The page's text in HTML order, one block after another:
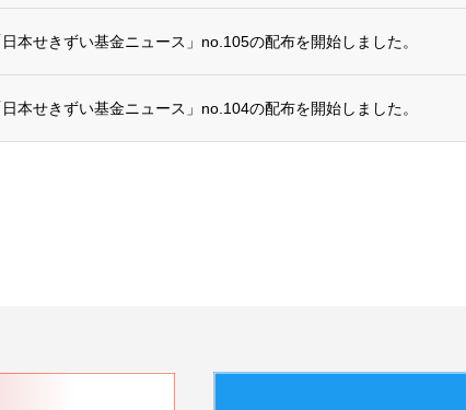
本せきずい基金ニュース」no.105の配布を開始しました。
本せきずい基金ニュース」no.104の配布を開始しました。